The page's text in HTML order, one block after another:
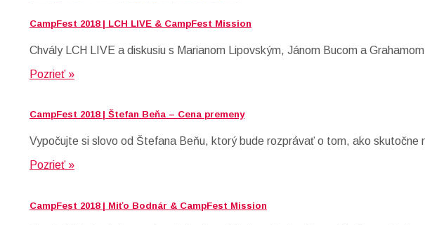
CampFest 2018 | LCH LIVE & CampFest Mission
Chvály LCH LIVE a diskusiu s Marianom Lipovským, Jánom Bucom a
Pozrieť »
CampFest 2018 | Štefan Beňa – Cena premeny
Vypočujte si slovo od Štefana Beňu, ktorý bude rozprávať o tom, ako skutočne
Pozrieť »
CampFest 2018 | Miťo Bodnár & CampFest Mission